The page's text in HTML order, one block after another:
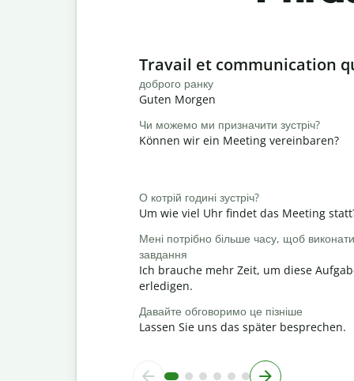
Slide 1 of 6
Travail et communication
доброго ранку
Guten Morgen
Чи можемо ми призначити зустріч?
Können wir ein Meeting vereinbaren?
О котрій годині зустріч?
Um wie viel Uhr findet das Meeting
Мені потрібно більше часу, щоб
завдання
Ich brauche mehr Zeit, um diese
erledigen.
Давайте обговоримо це пізніше
Lassen Sie uns das später besprechen.